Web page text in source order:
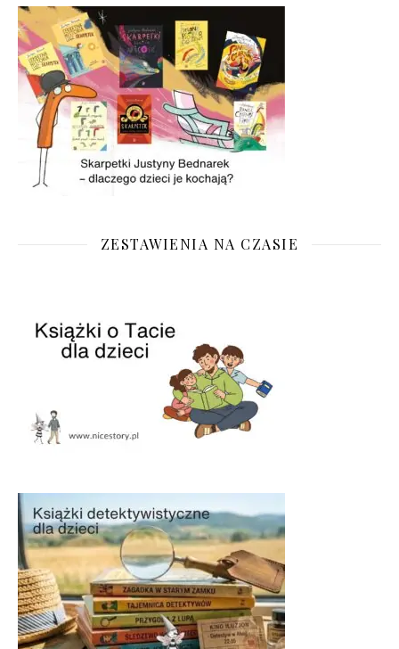
ZESTAWIENIA NA CZASIE